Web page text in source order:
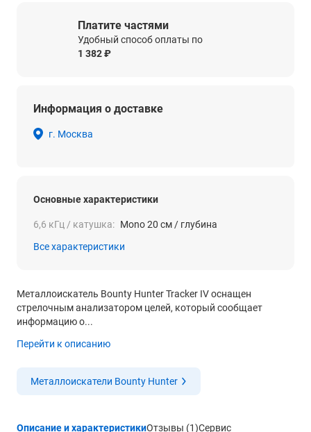
Платите частями
Удобный способ оплаты по
1 382 ₽
Информация о доставке
г. Москва
Основные характеристики
6,6 кГц / катушка: Mono 20 см / глубина
Все характеристики
Металлоискатель Bounty Hunter Tracker IV оснащен
стрелочным анализатором целей, который сообщает
информацию о...
Перейти к описанию
Металлоискатели Bounty Hunter
Описание и характеристикиОтзывы (1)Сервис